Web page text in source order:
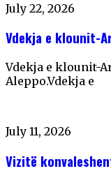
July 22, 2026
Vdekja e klounit-
Vdekja e klounit-
Aleppo.Vdekja e
July 11, 2026
Vizitë